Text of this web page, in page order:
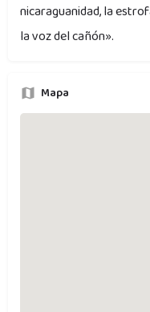
nicaraguanidad, la
la voz del cañón».
Mapa